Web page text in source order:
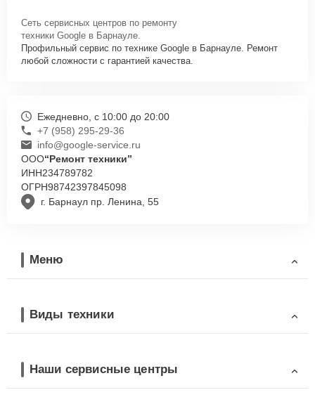
Сеть сервисных центров по ремонту
техники Google в Барнауле.
Профильный сервис по технике Google в Барнауле. Ремонт
любой сложности с гарантией качества.
г. Барнаул пр. Ленина, 55
Ежедневно, с 10:00 до 20:00
+7 (958) 295-29-36
info@google-service.ru
ООО“Ремонт техники”
ИНН234789782
ОГРН98742397845098
Меню
Виды техники
Наши сервисные центры